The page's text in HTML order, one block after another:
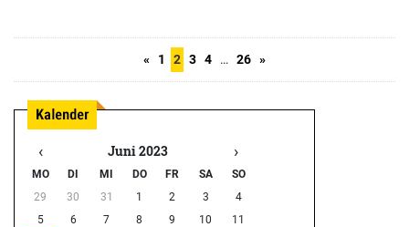
« 1 2 3 4 … 26 »
‹ Juni 2023 ›
MO DI MI DO FR SA
SO
29
30 31 1 2 3
4
5
6 7 8 9 10
11